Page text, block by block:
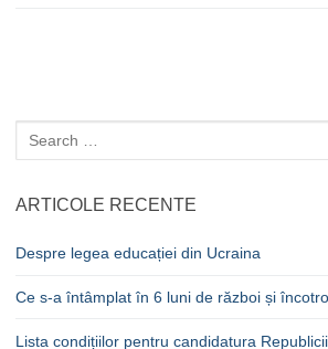
Caută
după:
ARTICOLE RECENTE
Despre legea educației din Ucraina
Ce s-a întâmplat în 6 luni de război și
Lista condițiilor pentru candidatura